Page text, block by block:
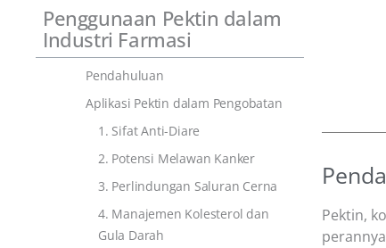
Penggunaan Pektin dalam
Industri Farmasi
Pendahuluan
Aplikasi Pektin dalam Pengobatan
1. Sifat Anti-Diare
2. Potensi Melawan Kanker
3. Perlindungan Saluran Cerna
4. Manajemen Kolesterol dan
Gula Darah
Pektin,